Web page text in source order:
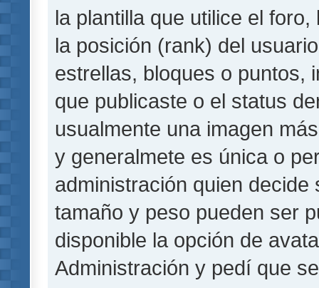
la plantilla que utilice el
la posición (rank) del
estrellas, bloques o puntos,
que publicaste o el status
usualmente una imagen
y generalmete es única o
administración quien
tamaño y peso pueden ser
disponible la opción de
Administración y pedí que